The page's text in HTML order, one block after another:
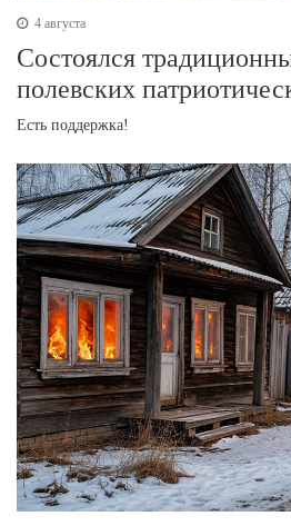
4 августа
Состоялся
полевских
Есть поддержка!